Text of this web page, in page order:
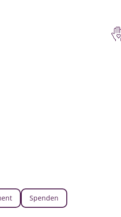
Spenden